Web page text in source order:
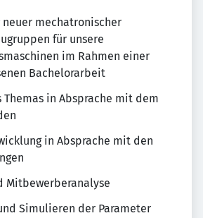
neuer mechatronischer
für unsere
im Rahmen einer
Bachelorarbeit
Themas in Absprache mit dem
in Absprache mit den
Mitbewerberanalyse
Simulieren der Parameter